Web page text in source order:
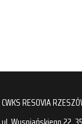
CWKS RESOVIA